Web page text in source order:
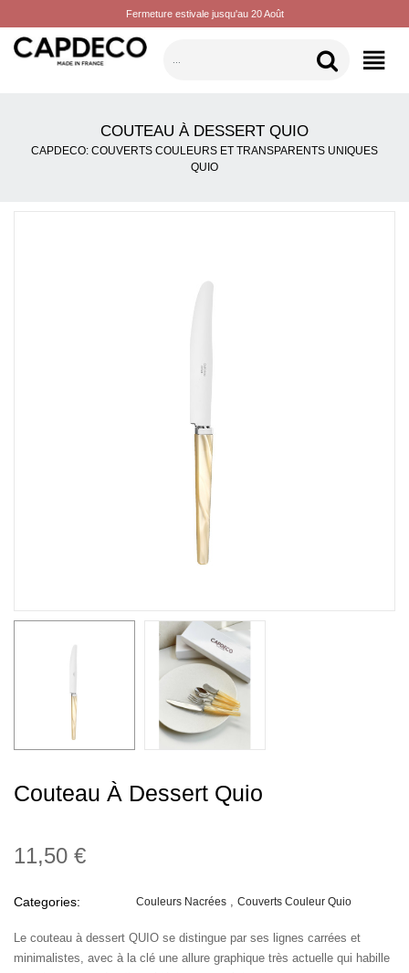
Fermeture estivale jusqu'au 20 Août
CATÉGORIES
COUTEAU À DESSERT QUIO
CAPDECO: COUVERTS COULEURS ET TRANSPARENTS UNIQUES
QUIO
Couteau À Dessert Quio
11,50 €
Categories: Couleurs Nacrées Couverts Couleur Quio
Le couteau à dessert QUIO se distingue par ses lignes carrées et
minimalistes, avec à la clé une allure graphique très actuelle qui habille